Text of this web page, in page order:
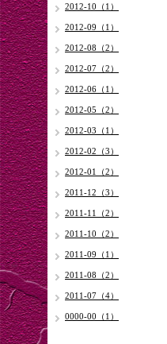
2012-10（1）
2012-09（1）
2012-08（2）
2012-07（2）
2012-06（1）
2012-05（2）
2012-03（1）
2012-02（3）
2012-01（2）
2011-12（3）
2011-11（2）
2011-10（2）
2011-09（1）
2011-08（2）
2011-07（4）
0000-00（1）